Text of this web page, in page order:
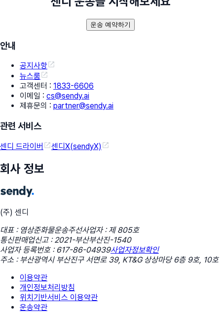
운송 예약하기
안내
공지사항
뉴스룸
고객센터 : 1833-6606
이메일 : cs@sendy.ai
제휴문의 : partner@sendy.ai
관련 서비스
센디 드라이버 센디X(sendyX)
회사 정보
(주) 센디
대표 : 염상준화물운송주선사업자 : 제 805호
통신판매업신고 : 2021-부산부산진-1540
사업자 등록번호 : 617-86-04939사업자정보확인
주소 : 부산광역시 부산진구 서면로 39, KT&G 상상마당 6층 9호, 10호
이용약관
개인정보처리방침
위치기반서비스 이용약관
운송약관